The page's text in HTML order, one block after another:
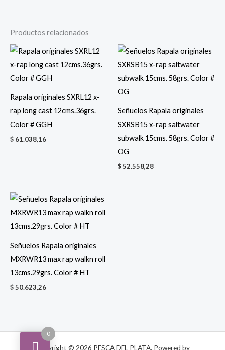
Productos relacionados
Rapala originales SXRL12 x-
rap long cast 12cms.36grs.
Color # GGH
$ 61.038,16
Señuelos Rapala originales
SXRSB15 x-rap saltwater
subwalk 15cms. 58grs. Color #
OG
$52.558,28
Señuelos Rapala originales
MXRWR13 max rap walkn roll
13cms.29grs. Color # HT
$50.623,26
Copyright © 2026 PESCA DEL PLATA. Powered by
0